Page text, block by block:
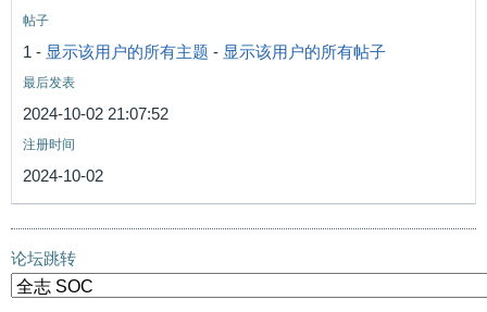
帖子
1 - 显示该用户的所有主题 - 显示该用户的所有帖子
最后发表
2024-10-02 21:07:52
注册时间
2024-10-02
论坛跳转